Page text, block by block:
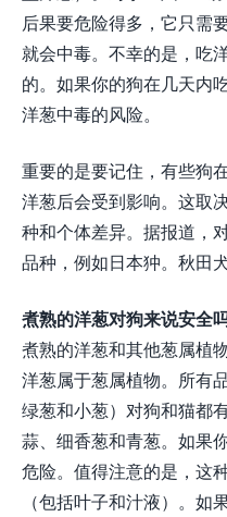
后果要危险得多，它只需
就会中毒。不幸的是，吃
的。如果你的狗在几天内
洋葱中毒的风险。
重要的是要记住，有些狗
洋葱后会受到影响。这取
种和个体差异。据报道，
品种，例如日本狆。秋田
煮熟的洋葱对狗来说安全
煮熟的洋葱和其他葱属植
洋葱属于葱属植物。所有
绿葱和小葱）对狗和猫都
蒜、细香葱和青葱。如果
危险。值得注意的是，这
（包括叶子和汁液）。